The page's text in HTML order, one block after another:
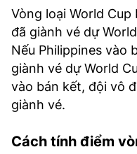
Vòng loại World
đã giành vé dự
Nếu Philippines vào
giành vé dự World
vào bán kết, đội vô
giành vé.
Cách tính điểm